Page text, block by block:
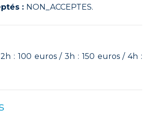
: NON_ACCEPTES.
: 100 euros / 3h : 150 euros / 4h :